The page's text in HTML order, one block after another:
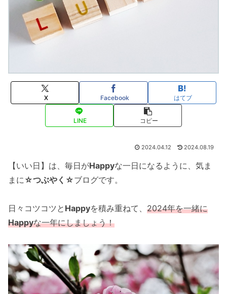
X Facebook はてブ
LINE コピー
2024.04.12 2024.08.19
【いい日】は、毎日がHappyな一日になるように、気ま
まに ☆つぶやく☆ブログです。
日々コツコツと Happyを積み重ねて、 2024年を一緒に
Happyな一年にしましょう！